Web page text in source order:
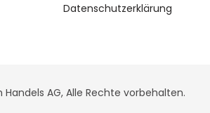
Datenschutzerklärung
AG, Alle Rechte vorbehalten.